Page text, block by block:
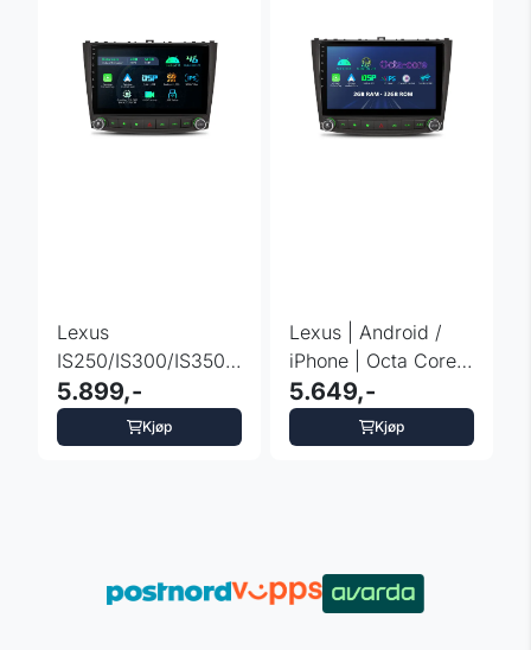
Lexus
IS250/IS300/IS350
DAB+ bilstereo
Android 12 CarPlay
...
5.899,-
Kjøp
Lexus | Android /
iPhone | Octa Core |
2GB DDR4 RAM &
32GB ...
5.649,-
Kjøp